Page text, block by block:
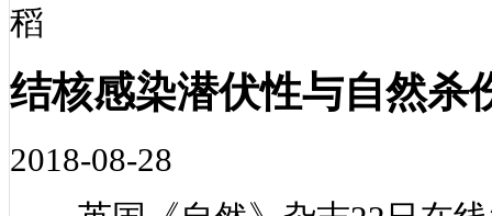
结核感染潜伏性与自然杀
2018-08-28